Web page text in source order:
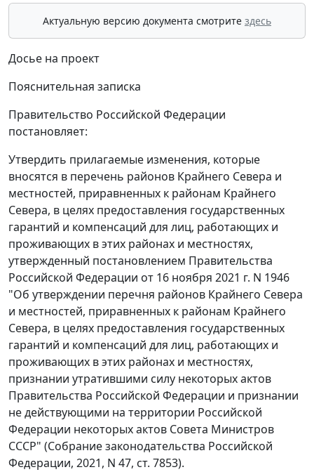
Актуальную версию документа смотрите здесь
Досье на проект
Пояснительная записка
Правительство Российской Федерации
постановляет:
Утвердить прилагаемые изменения, которые
вносятся в перечень районов Крайнего Севера и
местностей, приравненных к районам Крайнего
Севера, в целях предоставления государственных
гарантий и компенсаций для лиц, работающих и
проживающих в этих районах и местностях,
утвержденный постановлением Правительства
Российской Федерации от 16 ноября 2021 г. N 1946
"Об утверждении перечня районов Крайнего Севера
и местностей, приравненных к районам Крайнего
Севера, в целях предоставления государственных
гарантий и компенсаций для лиц, работающих и
проживающих в этих районах и местностях,
признании утратившими силу некоторых актов
Правительства Российской Федерации и признании
не действующими на территории Российской
Федерации некоторых актов Совета Министров
СССР" (Собрание законодательства Российской
Федерации, 2021, N 47, ст. 7853).